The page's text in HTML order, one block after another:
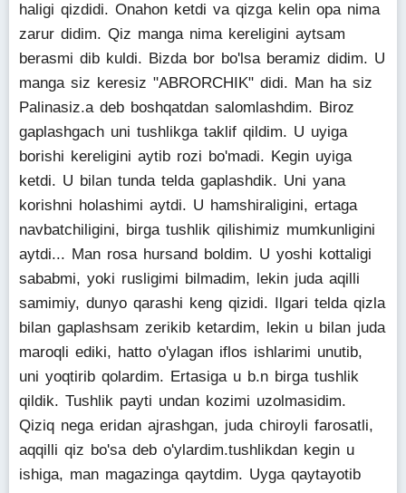
haligi qizdidi. Onahon ketdi va qizga kelin opa nima
zarur didim. Qiz manga nima kereligini aytsam
berasmi dib kuldi. Bizda bor bo'lsa beramiz didim. U
manga siz keresiz "ABRORCHIK" didi. Man ha siz
Palinasiz.a deb boshqatdan salomlashdim. Biroz
gaplashgach uni tushlikga taklif qildim. U uyiga
borishi kereligini aytib rozi bo'madi. Kegin uyiga
ketdi. U bilan tunda telda gaplashdik. Uni yana
korishni holashimi aytdi. U hamshiraligini, ertaga
navbatchiligini, birga tushlik qilishimiz mumkunligini
aytdi... Man rosa hursand boldim. U yoshi kottaligi
sababmi, yoki rusligimi bilmadim, lekin juda aqilli
samimiy, dunyo qarashi keng qizidi. Ilgari telda qizla
bilan gaplashsam zerikib ketardim, lekin u bilan juda
maroqli ediki, hatto o'ylagan iflos ishlarimi unutib,
uni yoqtirib qolardim. Ertasiga u b.n birga tushlik
qildik. Tushlik payti undan kozimi uzolmasidim.
Qiziq nega eridan ajrashgan, juda chiroyli farosatli,
aqqilli qiz bo'sa deb o'ylardim.tushlikdan kegin u
ishiga, man magazinga qaytdim. Uyga qaytayotib